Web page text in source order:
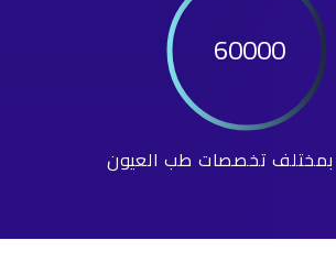
60000
بمختلف تخصصات طب العيون